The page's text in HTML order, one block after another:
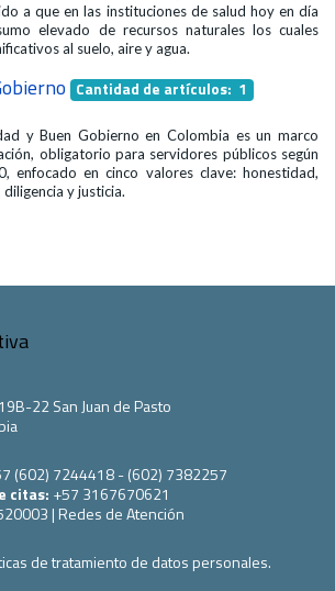
a que en las instituciones de salud hoy en día
elevado de recursos naturales los cuales
al suelo, aire y agua.
Cantidad de artículos: 1
y Buen Gobierno en Colombia es un marco
obligatorio para servidores públicos según
enfocado en cinco valores clave: honestidad,
y justicia.
22 San Juan de Pasto
(602) 7244418 - (602) 7382257
citas: +57 3167670621
| Redes de Atención
de tratamiento de datos personales.